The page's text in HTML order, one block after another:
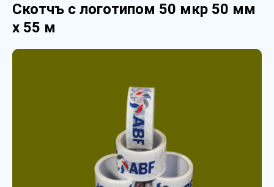
Скотчъ с логотипом 50 мкр 50 мм
х 55 м